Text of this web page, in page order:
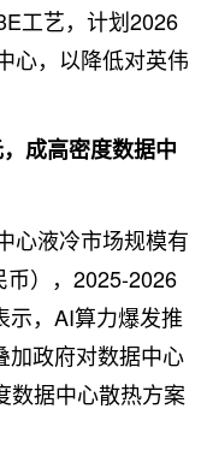
工艺，计划2026
心，以降低对英伟
成高密度数据中
心液冷市场规模有
），2025-2026
示，AI算力爆发推
加政府对数据中心
数据中心散热方案